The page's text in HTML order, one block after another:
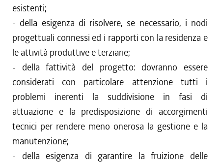
esistenti;
- della esigenza di risolvere, se necessario, i nodi
progettuali connessi ed i rapporti con la residenza e
le attività produttive e terziarie;
- della fattività del progetto: dovranno essere
considerati con particolare attenzione tutti i
problemi inerenti la suddivisione in fasi di
attuazione e la predisposizione di accorgimenti
tecnici per rendere meno onerosa la gestione e la
manutenzione;
- della esigenza di garantire la fruizione delle